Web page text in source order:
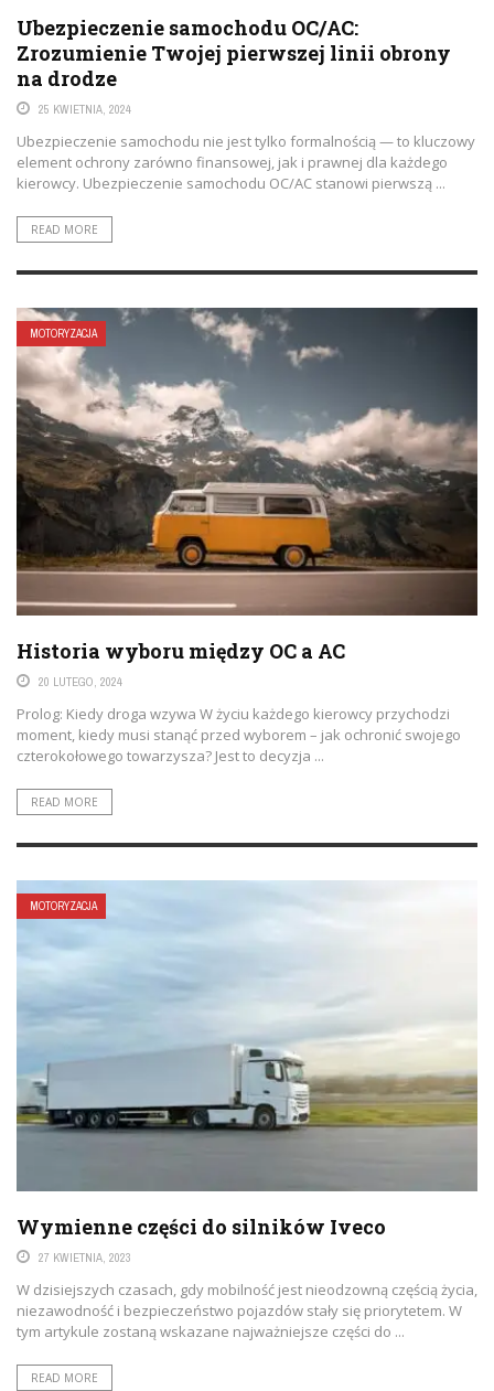
Ubezpieczenie samochodu OC/AC:
Zrozumienie Twojej pierwszej linii obrony
na drodze
25 KWIETNIA, 2024
Ubezpieczenie samochodu nie jest tylko formalnością — to kluczowy
element ochrony zarówno finansowej, jak i prawnej dla każdego
kierowcy. Ubezpieczenie samochodu OC/AC stanowi pierwszą ...
READ MORE
MOTORYZACJA
Historia wyboru między OC a AC
20 LUTEGO, 2024
Prolog: Kiedy droga wzywa W życiu każdego kierowcy przychodzi
moment, kiedy musi stanąć przed wyborem – jak ochronić swojego
czterokołowego towarzysza? Jest to decyzja ...
READ MORE
MOTORYZACJA
Wymienne części do silników Iveco
27 KWIETNIA, 2023
W dzisiejszych czasach, gdy mobilność jest nieodzowną częścią życia,
niezawodność i bezpieczeństwo pojazdów stały się priorytetem. W
tym artykule zostaną wskazane najważniejsze części do ...
READ MORE